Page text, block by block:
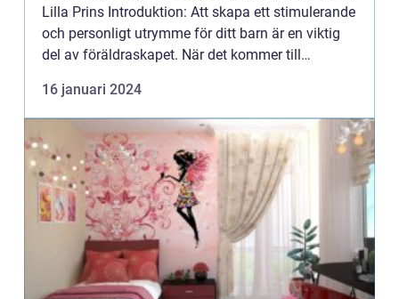
Lilla Prins Introduktion: Att skapa ett stimulerande
och personligt utrymme för ditt barn är en viktig
del av föräldraskapet. När det kommer till
oc...
16 januari 2024